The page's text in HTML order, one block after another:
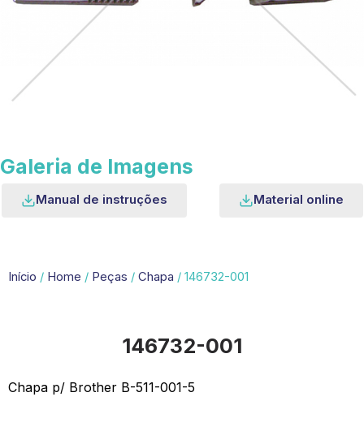
Galeria de Imagens
Manual de instruções Material online
Início / Home / Peças / Chapa / 146732-001
146732-001
Chapa p/ Brother B-511-001-5